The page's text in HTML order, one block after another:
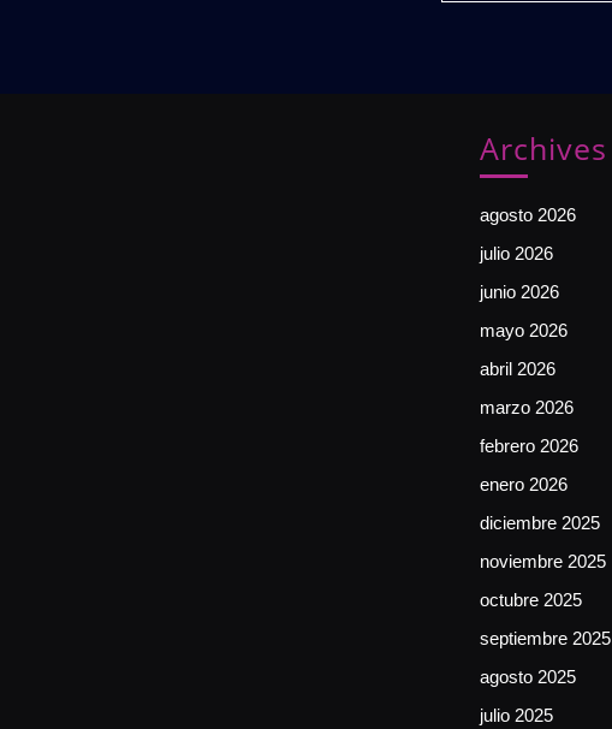
Archives
agosto 2026
julio 2026
junio 2026
mayo 2026
abril 2026
marzo 2026
febrero 2026
enero 2026
diciembre 2025
noviembre 2025
octubre 2025
septiembre 2025
agosto 2025
julio 2025